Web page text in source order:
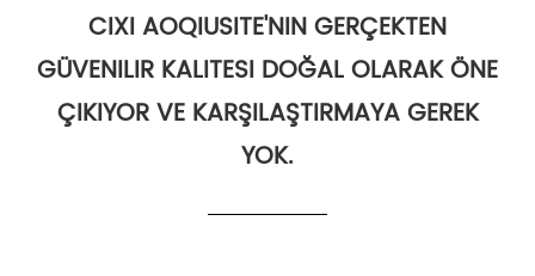
CIXI AOQIUSITE'NIN GERÇEKTEN
GÜVENILIR KALITESI DOĞAL OLARAK ÖNE
ÇIKIYOR VE KARŞILAŞTIRMAYA GEREK
YOK.